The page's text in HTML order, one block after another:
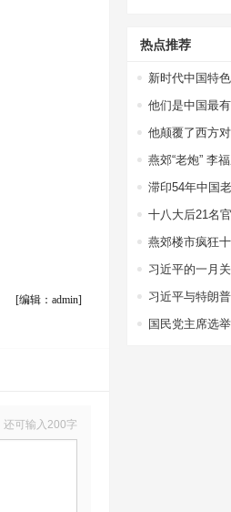
[编辑：admin]
还可输入200字
热点推荐
新时代中国特
他们是中国最
燕郊楼市疯狂
习近平的一月